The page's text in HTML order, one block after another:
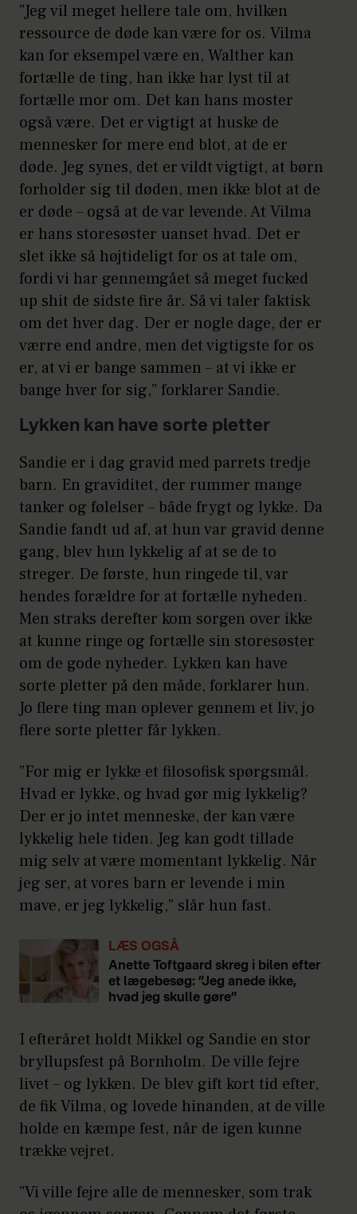
”Jeg vil meget hellere tale om, hvilken
ressource de døde kan være for os. Vilma
kan for eksempel være en, Walther kan
fortælle de ting, han ikke har lyst til at
fortælle mor om. Det kan hans moster
også være. Det er vigtigt at huske de
mennesker for mere end blot, at de er
døde. Jeg synes, det er vildt vigtigt, at børn
forholder sig til døden, men ikke blot at de
er døde – også at de var levende. At Vilma
er hans storesøster uanset hvad. Det er
slet ikke så højtideligt for os at tale om,
fordi vi har gennemgået så meget fucked
up shit de sidste fire år. Så vi taler faktisk
om det hver dag. Der er nogle dage, der er
værre end andre, men det vigtigste for os
er, at vi er bange sammen – at vi ikke er
bange hver for sig,” forklarer Sandie.
Lykken kan have sorte pletter
Sandie er i dag gravid med parrets tredje
barn. En graviditet, der rummer mange
tanker og følelser – både frygt og lykke. Da
Sandie fandt ud af, at hun var gravid denne
gang, blev hun lykkelig af at se de to
streger. De første, hun ringede til, var
hendes forældre for at fortælle nyheden.
Men straks derefter kom sorgen over ikke
at kunne ringe og fortælle sin storesøster
om de gode nyheder. Lykken kan have
sorte pletter på den måde, forklarer hun.
Jo flere ting man oplever gennem et liv, jo
flere sorte pletter får lykken.
”For mig er lykke et filosofisk spørgsmål.
Hvad er lykke, og hvad gør mig lykkelig?
Der er jo intet menneske, der kan være
lykkelig hele tiden. Jeg kan godt tillade
mig selv at være momentant lykkelig. Når
jeg ser, at vores barn er levende i min
mave, er jeg lykkelig,” slår hun fast.
LÆS OGSÅ
Anette Toftgaard skreg i bilen efter
et lægebesøg: ”Jeg anede ikke,
hvad jeg skulle gøre”
I efteråret holdt Mikkel og Sandie en stor
bryllupsfest på Bornholm. De ville fejre
livet – og lykken. De blev gift kort tid efter,
de fik Vilma, og lovede hinanden, at de ville
holde en kæmpe fest, når de igen kunne
trække vejret.
”Vi ville fejre alle de mennesker, som trak